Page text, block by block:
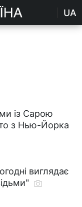
UA
із Сарою
з Нью-Йорка
виглядає